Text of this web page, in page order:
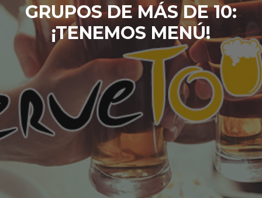
GRUPOS DE MÁS DE 10:
¡TENEMOS MENÚ!